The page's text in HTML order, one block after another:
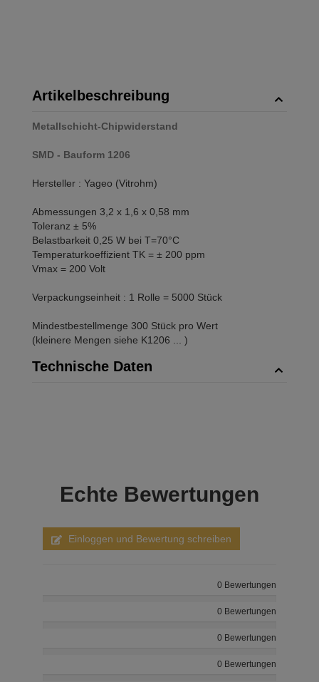
Artikelbeschreibung
Metallschicht-Chipwiderstand
SMD - Bauform 1206
Hersteller : Yageo (Vitrohm)
Abmessungen 3,2 x 1,6 x 0,58 mm
Toleranz ± 5%
Belastbarkeit 0,25 W bei T=70°C
Temperaturkoeffizient TK = ± 200 ppm
Vmax = 200 Volt
Verpackungseinheit : 1 Rolle = 5000 Stück
Mindestbestellmenge 300 Stück pro Wert
(kleinere Mengen siehe K1206 ... )
Technische Daten
Echte Bewertungen
Einloggen und Bewertung schreiben
0 Bewertungen
0 Bewertungen
0 Bewertungen
0 Bewertungen